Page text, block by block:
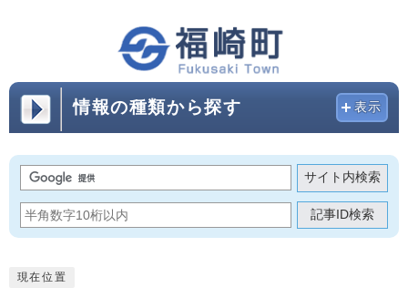
情報の種類から探す 表示
サイト内検索
記事ID検索
現在位置